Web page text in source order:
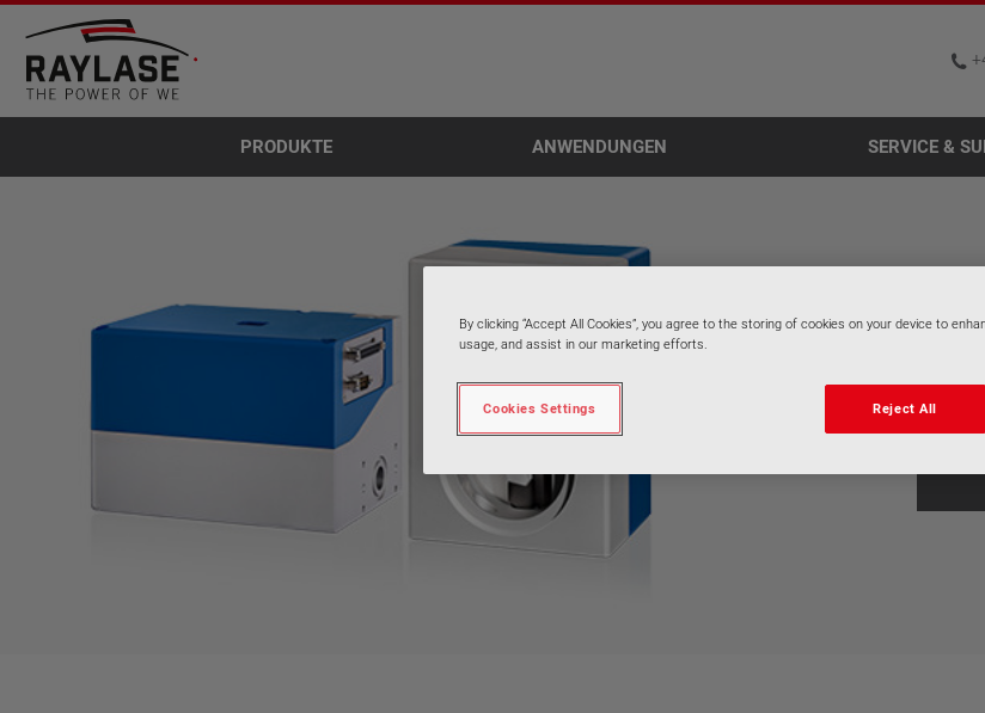
PRODUKTE ANWENDUNGEN SERVICE &
By clicking “Accept All Cookies”, you agree to the storing of cookies on your device to
usage, and assist in our marketing efforts.
Reject All
Cookies Settings